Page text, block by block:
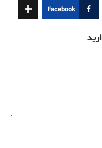
Facebook